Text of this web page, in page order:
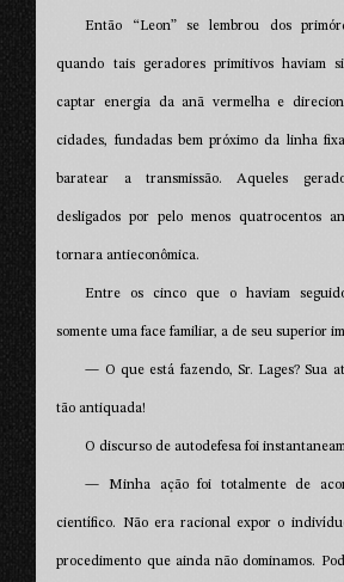
Então “Leon” se lembrou dos
quando tais geradores primitivos haviam
captar energia da anã vermelha e
cidades, fundadas bem próximo da linha
baratear a transmissão. Aqueles
desligados por pelo menos quatrocentos
tornara antieconômica.
Entre os cinco que o haviam
somente uma face familiar, a de seu superior
— O que está fazendo, Sr. Lages? Sua
tão antiquada!
O discurso de autodefesa foi
— Minha ação foi totalmente de
científico. Não era racional expor o
procedimento que ainda não dominamos.